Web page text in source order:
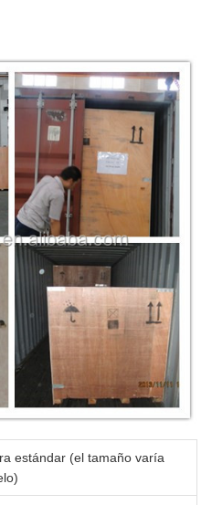
estándar (el tamaño varía